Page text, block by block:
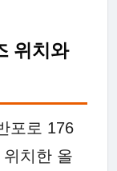
위치와
포로 176
치한 올